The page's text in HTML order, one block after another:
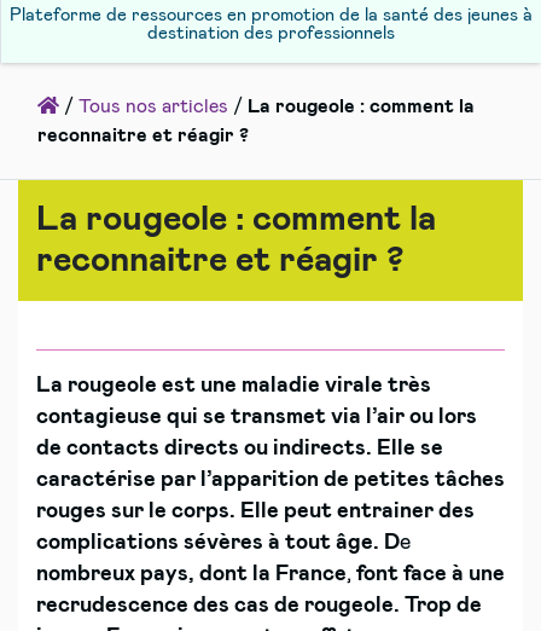
Plateforme de ressources en promotion de la santé des jeunes à
destination des professionnels
Accueil
/ Tous nos articles / La rougeole : comment la
reconnaitre et réagir ?
La rougeole : comment la
reconnaitre et réagir ?
La rougeole est une maladie virale très
contagieuse qui se transmet via l’air ou lors
de contacts directs ou indirects. Elle se
caractérise par l’apparition de petites tâches
rouges sur le corps. Elle peut entrainer des
complications sévères à tout âge. De
nombreux pays, dont la France, font face à une
recrudescence des cas de rougeole. Trop de